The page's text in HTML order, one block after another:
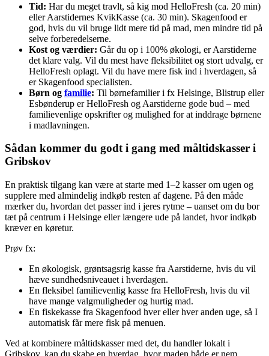
Tid: Har du meget travlt, så kig mod HelloFresh (ca. 20 min)
eller Aarstidernes KvikKasse (ca. 30 min). Skagenfood er
god, hvis du vil bruge lidt mere tid på mad, men mindre tid på
selve forberedelserne.
Kost og værdier: Går du op i 100% økologi, er Aarstiderne
det klare valg. Vil du mest have fleksibilitet og stort udvalg, er
HelloFresh oplagt. Vil du have mere fisk ind i hverdagen, så
er Skagenfood specialisten.
Børn og familie: Til børnefamilier i fx Helsinge, Blistrup eller
Esbønderup er HelloFresh og Aarstiderne gode bud – med
familievenlige opskrifter og mulighed for at inddrage børnene
i madlavningen.
Sådan kommer du godt i gang med måltidskasser i
Gribskov
En praktisk tilgang kan være at starte med 1–2 kasser om ugen og
supplere med almindelig indkøb resten af dagene. På den måde
mærker du, hvordan det passer ind i jeres rytme – uanset om du bor
tæt på centrum i Helsinge eller længere ude på landet, hvor indkøb
kræver en køretur.
Prøv fx:
En økologisk, grøntsagsrig kasse fra Aarstiderne, hvis du vil
hæve sundhedsniveauet i hverdagen.
En fleksibel familievenlig kasse fra HelloFresh, hvis du vil
have mange valgmuligheder og hurtig mad.
En fiskekasse fra Skagenfood hver eller hver anden uge, så I
automatisk får mere fisk på menuen.
Ved at kombinere måltidskasser med det, du handler lokalt i
Gribskov, kan du skabe en hverdag, hvor maden både er nem,